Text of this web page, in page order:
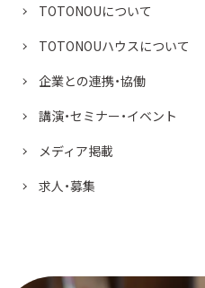
TOTONOUについて
TOTONOUハウスについて
企業との連携・協働
講演・セミナー・イベント
メディア掲載
求人・募集